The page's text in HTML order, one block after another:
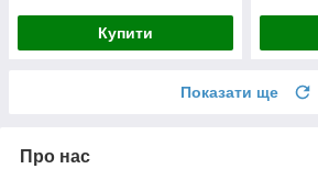
Купити
Показати ще
Про нас